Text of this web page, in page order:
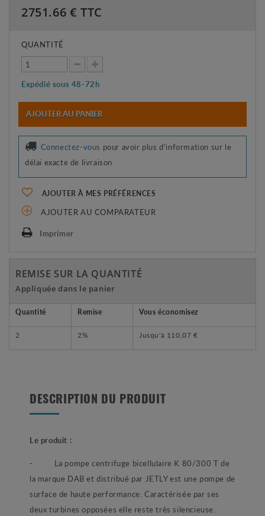
2751.66 € TTC
QUANTITÉ
Expédié sous 48-72h
AJOUTER AU PANIER
Connectez-vous pour avoir plus d'information sur le
délai exacte de livraison
AJOUTER À MES PRÉFÉRENCES
AJOUTER AU COMPARATEUR
Imprimer
REMISE SUR LA QUANTITÉ
Appliquée dans le panier
Quantité Remise Vous économisez
2 2% Jusqu'à 110,07 €
DESCRIPTION DU PRODUIT
Le produit :
- La pompe centrifuge bicellulaire K 80/300 T de
la marque DAB et distribué par JETLY est une pompe de
surface de haute performance. Caractérisée par ses
deux turbines opposées elle reste très silencieuse.